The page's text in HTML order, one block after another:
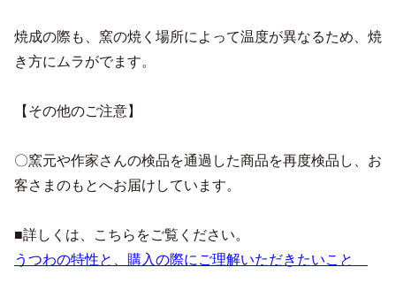
焼成の際も、窯の焼く場所によって温度が異なるため、焼
き方にムラがでます。
【その他のご注意】
〇窯元や作家さんの検品を通過した商品を再度検品し、お
客さまのもとへお届けしています。
■詳しくは、こちらをご覧ください。
うつわの特性と、購入の際にご理解いただきたいこと